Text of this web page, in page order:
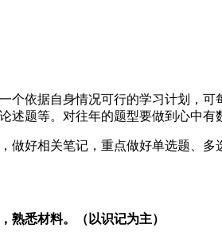
个依据自身情况可行的学习计划，
述题等。对往年的题型要做到心中有
做好相关笔记，重点做好单选题、
熟悉材料。（以识记为主）